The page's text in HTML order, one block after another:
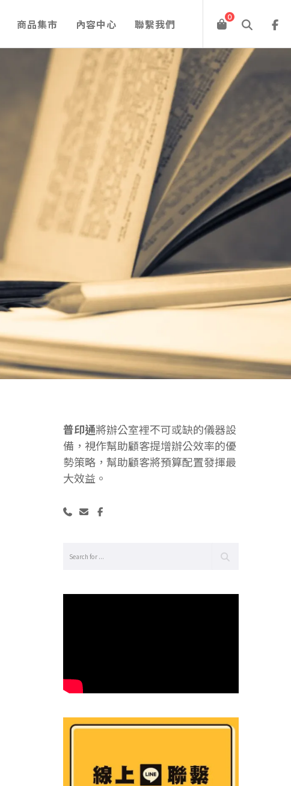
0
商品集市 內容中心 聯繫我們
普印通將辦公室裡不可或缺的儀器設
備，視作幫助顧客提增辦公效率的優
勢策略，幫助顧客將預算配置發揮最
大效益。